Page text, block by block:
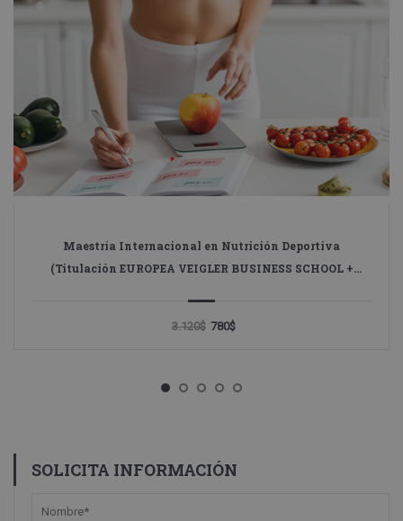
Maestría Internacional en Nutrición Deportiva
(Titulación EUROPEA VEIGLER BUSINESS SCHOOL +
3.120$ 780$
SOLICITA INFORMACIÓN